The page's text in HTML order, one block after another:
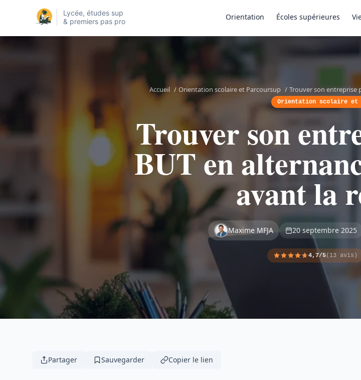
Lycée, études sup
& premiers pas pro
Orientation Écoles supérieures
Accueil / Orientation scolaire et Parcoursup / Trouver son entreprise
Orientation scolaire et
Trouver son
BUT en
avant la
Maxime MFJA 20 septembre 2025
4,7/5(13 avis)
Partager Sauvegarder Copier le lien